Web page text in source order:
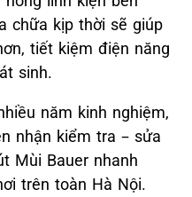
chữa kịp thời sẽ giúp
tiết kiệm điện năng
sinh.
năm kinh nghiệm,
nhận kiểm tra – sửa
Mùi Bauer nhanh
trên toàn Hà Nội.